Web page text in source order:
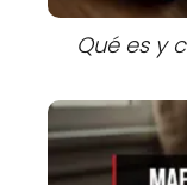
Qué es y